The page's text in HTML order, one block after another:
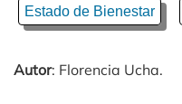
Estado de Bienestar
Autor: Florencia Ucha.